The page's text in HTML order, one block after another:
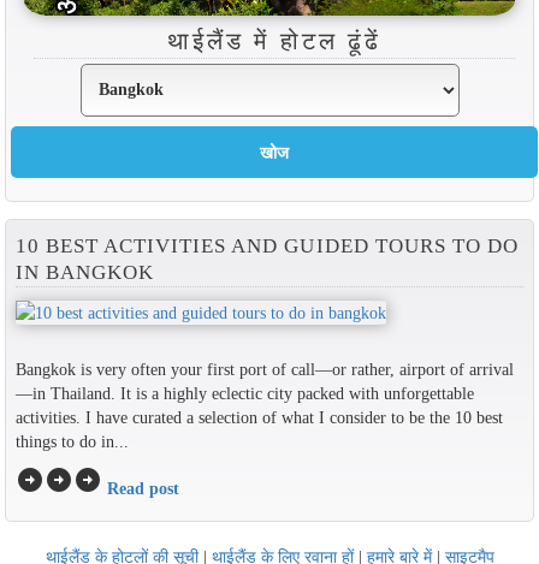
थाईलैंड में होटल ढूंढें
10 BEST ACTIVITIES AND GUIDED TOURS TO DO
IN BANGKOK
Bangkok is very often your first port of call—or rather, airport of arrival
—in Thailand. It is a highly eclectic city packed with unforgettable
activities. I have curated a selection of what I consider to be the 10 best
things to do in...
arrow_circle_rightarrow_circle_rightarrow_circle_right Read post
थाईलैंड के होटलों की सूची| थाईलैंड के लिए रवाना हों| हमारे बारे में| साइटमैप